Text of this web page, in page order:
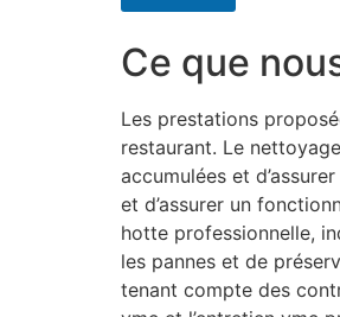
Ce que
Les prestations
restaurant. Le
accumulées et
et d’assurer un
hotte professionnelle,
les pannes et de
tenant compte des